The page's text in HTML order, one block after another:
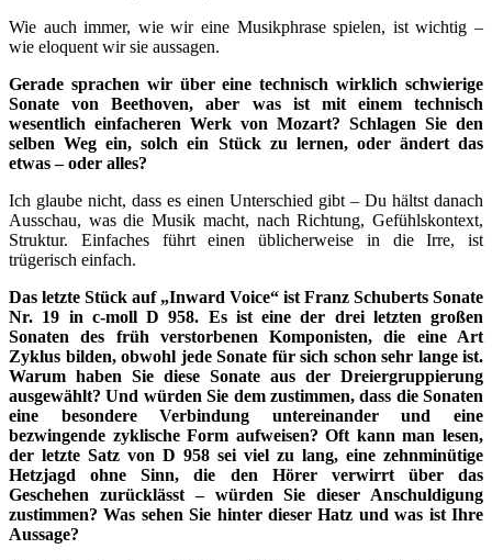
Wie auch immer, wie wir eine Musikphrase spielen, ist wichtig –
wie eloquent wir sie aussagen.
Gerade sprachen wir über eine technisch wirklich schwierige
Sonate von Beethoven, aber was ist mit einem technisch
wesentlich einfacheren Werk von Mozart? Schlagen Sie den
selben Weg ein, solch ein Stück zu lernen, oder ändert das
etwas – oder alles?
Ich glaube nicht, dass es einen Unterschied gibt – Du hältst danach
Ausschau, was die Musik macht, nach Richtung, Gefühlskontext,
Struktur. Einfaches führt einen üblicherweise in die Irre, ist
trügerisch einfach.
Das letzte Stück auf „Inward Voice“ ist Franz Schuberts Sonate
Nr. 19 in c-moll D 958. Es ist eine der drei letzten großen
Sonaten des früh verstorbenen Komponisten, die eine Art
Zyklus bilden, obwohl jede Sonate für sich schon sehr lange ist.
Warum haben Sie diese Sonate aus der Dreiergruppierung
ausgewählt? Und würden Sie dem zustimmen, dass die Sonaten
eine besondere Verbindung untereinander und eine
bezwingende zyklische Form aufweisen? Oft kann man lesen,
der letzte Satz von D 958 sei viel zu lang, eine zehnminütige
Hetzjagd ohne Sinn, die den Hörer verwirrt über das
Geschehen zurücklässt – würden Sie dieser Anschuldigung
zustimmen? Was sehen Sie hinter dieser Hatz und was ist Ihre
Aussage?